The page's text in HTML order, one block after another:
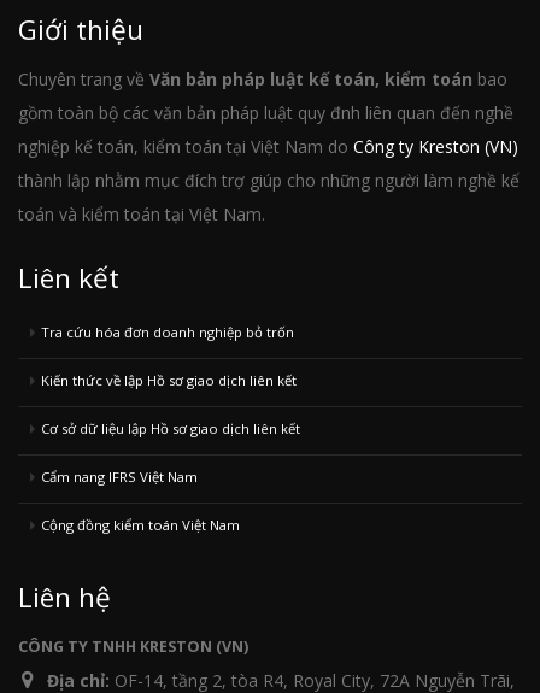
Giới thiệu
Chuyên trang về Văn bản pháp luật kế toán, kiểm toán bao
gồm toàn bộ các văn bản pháp luật quy đnh liên quan đến nghề
nghiệp kế toán, kiểm toán tại Việt Nam do Công ty Kreston (VN)
thành lập nhằm mục đích trợ giúp cho những người làm nghề kế
toán và kiểm toán tại Việt Nam.
Liên kết
Tra cứu hóa đơn doanh nghiệp bỏ trốn
Kiến thức về lập Hồ sơ giao dịch liên kết
Cơ sở dữ liệu lập Hồ sơ giao dịch liên kết
Cẩm nang IFRS Việt Nam
Cộng đồng kiểm toán Việt Nam
Liên hệ
CÔNG TY TNHH KRESTON (VN)
Địa chỉ: OF-14, tầng 2, tòa R4, Royal City, 72A Nguyễn Trãi,